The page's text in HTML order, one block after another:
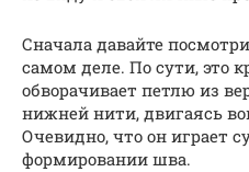
Сначала давайте
самом деле. По сути, это
обворачивает петлю из
нижней нити, двигаясь
Очевидно, что он играет
формировании шва.